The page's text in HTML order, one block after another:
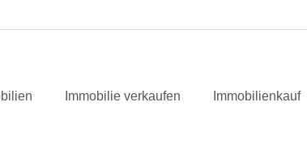
Immobilie verkaufen Immobilienkauf